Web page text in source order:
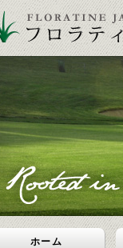
ホーム